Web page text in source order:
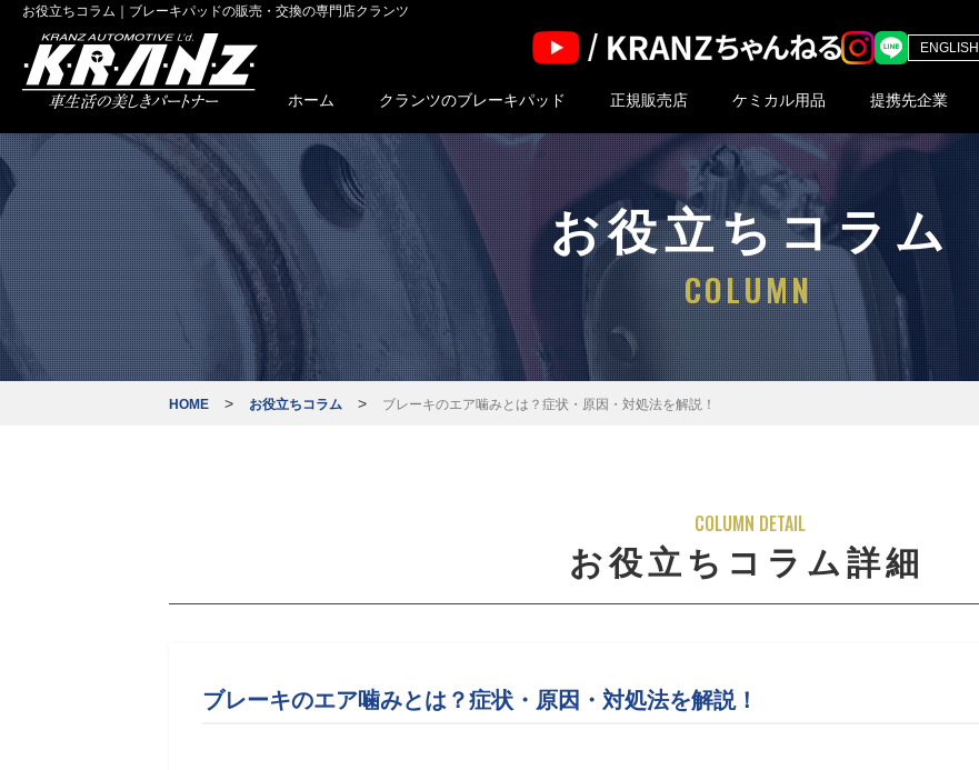
お役立ちコラム｜ブレーキパッドの販売・交換の専門店クランツ
ENGLISH
ホーム クランツのブレーキパッド
ブレーキパッドの特長
車種適合表
ブレーキパッド一覧
正規販売店 ケミカル用品 提携先企業
お役立ちコラム
COLUMN
HOME > お役立ちコラム > ブレーキのエア噛みとは？症状・原因・対処法を解説！
COLUMN DETAIL
お役立ちコラム詳細
ブレーキのエア噛みとは？症状・原因・対処法を解説！